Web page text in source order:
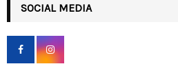
h
f
r
SOCIAL MEDIA